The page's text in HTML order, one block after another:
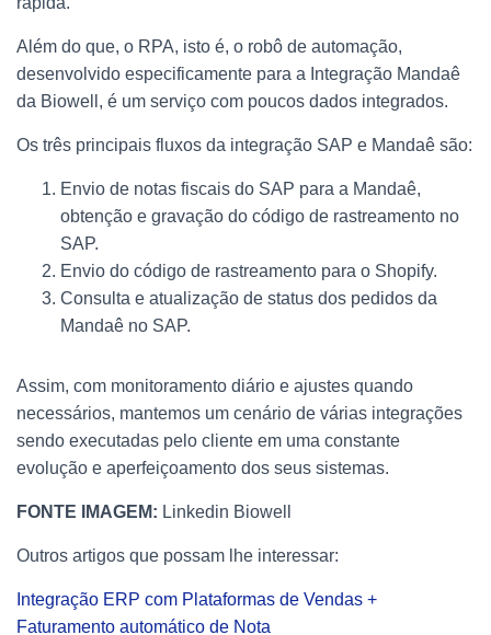
Além do que, o RPA, isto é, o robô de automação,
desenvolvido especificamente para a Integração Mandaê
da Biowell, é um serviço com poucos dados integrados.
Os três principais fluxos da integração SAP e Mandaê são:
Envio de notas fiscais do SAP para a Mandaê,
obtenção e gravação do código de rastreamento no
SAP.
Envio do código de rastreamento para o Shopify.
Consulta e atualização de status dos pedidos da
Mandaê no SAP.
Assim, com monitoramento diário e ajustes quando
necessários, mantemos um cenário de várias integrações
sendo executadas pelo cliente em uma constante
evolução e aperfeiçoamento dos seus sistemas.
FONTE IMAGEM: Linkedin Biowell
Outros artigos que possam lhe interessar:
Integração ERP com Plataformas de Vendas +
Faturamento automático de Nota